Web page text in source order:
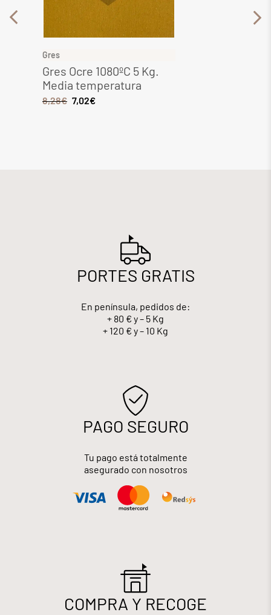
Gres
Gres Ocre 1080ºC 5 Kg.
Media temperatura
8,28€ 7,02€
PORTES GRATIS
En península, pedidos de:
+ 80 € y – 5 Kg
+ 120 € y – 10 Kg
PAGO SEGURO
Tu pago está totalmente
asegurado con nosotros
COMPRA Y RECOGE